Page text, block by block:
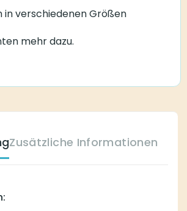
in verschiedenen Größen
mehr dazu.
Zusätzliche Informationen